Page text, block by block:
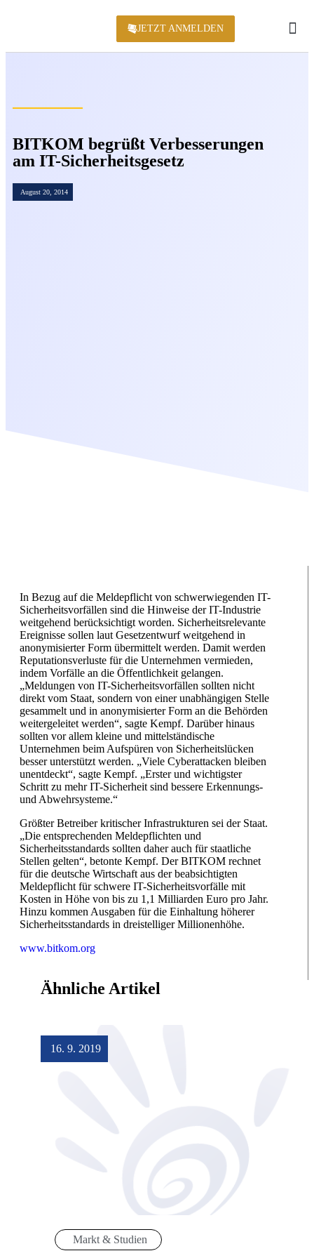
JETZT ANMELDEN
BITKOM begrüßt Verbesserungen
am IT-Sicherheitsgesetz
August 20, 2014
In Bezug auf die Meldepflicht von schwerwiegenden IT-
Sicherheitsvorfällen sind die Hinweise der IT-Industrie
weitgehend berücksichtigt worden. Sicherheitsrelevante
Ereignisse sollen laut Gesetzentwurf weitgehend in
anonymisierter Form übermittelt werden. Damit werden
Reputationsverluste für die Unternehmen vermieden,
indem Vorfälle an die Öffentlichkeit gelangen.
„Meldungen von IT-Sicherheitsvorfällen sollten nicht
direkt vom Staat, sondern von einer unabhängigen Stelle
gesammelt und in anonymisierter Form an die Behörden
weitergeleitet werden“, sagte Kempf. Darüber hinaus
sollten vor allem kleine und mittelständische
Unternehmen beim Aufspüren von Sicherheitslücken
besser unterstützt werden. „Viele Cyberattacken bleiben
unentdeckt“, sagte Kempf. „Erster und wichtigster
Schritt zu mehr IT-Sicherheit sind bessere Erkennungs-
und Abwehrsysteme.“
Größter Betreiber kritischer Infrastrukturen sei der Staat.
„Die entsprechenden Meldepflichten und
Sicherheitsstandards sollten daher auch für staatliche
Stellen gelten“, betonte Kempf. Der BITKOM rechnet
für die deutsche Wirtschaft aus der beabsichtigten
Meldepflicht für schwere IT-Sicherheitsvorfälle mit
Kosten in Höhe von bis zu 1,1 Milliarden Euro pro Jahr.
Hinzu kommen Ausgaben für die Einhaltung höherer
Sicherheitsstandards in dreistelliger Millionenhöhe.
www.bitkom.org
Ähnliche Artikel
16. 9. 2019
Markt & Studien